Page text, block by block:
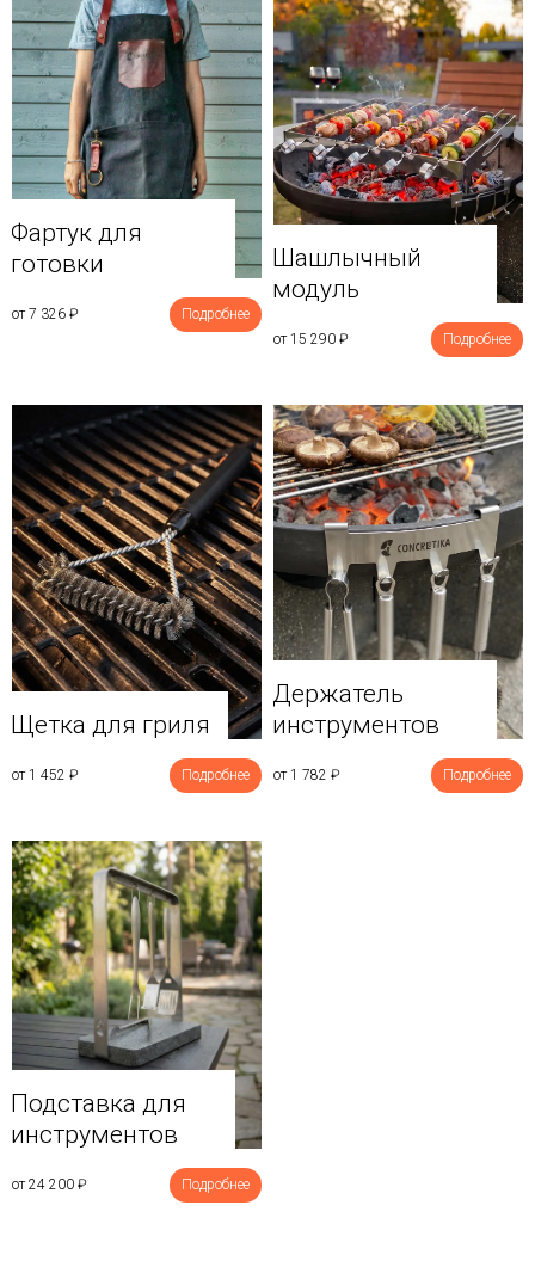
Фартук для
готовки
от 7 326 ₽ Подробнее
Шашлычный
модуль
от 15 290 ₽ Подробнее
Щетка для гриля
от 1 452 ₽ Подробнее
Держатель
инструментов
от 1 782 ₽ Подробнее
Подставка для
инструментов
от 24 200 ₽ Подробнее